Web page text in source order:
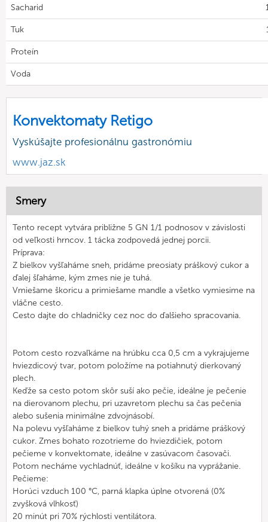
Sacharid
Tuk
Proteín
Voda
Konvektomaty Retigo
Vyskúšajte profesionálnu gastronómiu
www.jaz.sk
Smery
Tento recept vytvára približne 5 GN 1/1 podnosov v závislosti
od veľkosti hrncov. 1 tácka zodpovedá jednej porcii.
Príprava:
Z bielkov vyšľaháme sneh, pridáme preosiaty práškový cukor a
ďalej šľaháme, kým zmes nie je tuhá.
Vmiešame škoricu a primiešame mandle a všetko vymiesime na
vláčne cesto.
Cesto dajte do chladničky cez noc do ďalšieho spracovania.
Potom cesto rozvaľkáme na hrúbku cca 0,5 cm a vykrajujeme
hviezdicový tvar, potom položíme na potiahnutý dierkovaný
plech.
Keďže sa cesto potom skôr suší ako pečie, ideálne je pečenie
na dierovanom plechu, pri uzavretom plechu sa čas pečenia
alebo sušenia minimálne zdvojnásobí.
Na polevu vyšľaháme z bielkov tuhý sneh a pridáme práškový
cukor. Zmes bohato rozotrieme do hviezdičiek, potom
pečieme v konvektomate, ideálne v zasúvacom časovači.
Potom necháme vychladnúť, ideálne v košíku na vyprážanie.
Pečieme:
Horúci vzduch 100 °C, parná klapka úplne otvorená (0%
zvyšková vlhkosť)
20 minút pri 70% rýchlosti ventilátora.